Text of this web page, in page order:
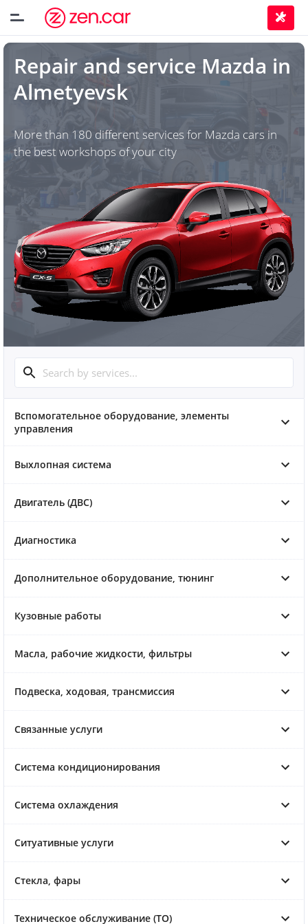
Repair and service Mazda in
Almetyevsk
More than 180 different services for Mazda cars in
the best workshops of your city
Вспомогательное оборудование, элементы
управления
Выхлопная система
Двигатель (ДВС)
Диагностика
Дополнительное оборудование, тюнинг
Кузовные работы
Масла, рабочие жидкости, фильтры
Подвеска, ходовая, трансмиссия
Связанные услуги
Система кондиционирования
Система охлаждения
Ситуативные услуги
Стекла, фары
Техническое обслуживание (ТО)